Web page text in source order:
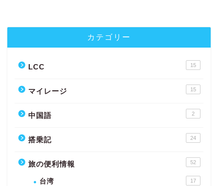
カテゴリー
LCC 15
マイレージ 15
中国語 2
搭乗記 24
旅の便利情報 52
台湾 17